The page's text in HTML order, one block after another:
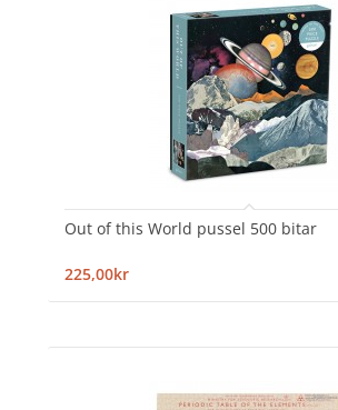
Out of this World pussel 500 bitar
225,00kr